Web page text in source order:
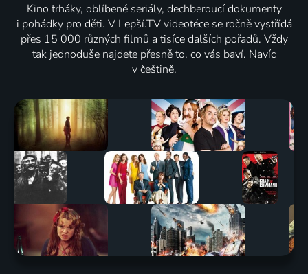
Kino trháky, oblíbené seriály, dechberoucí dokumenty
i pohádky pro děti. V Lepší.TV videotéce se ročně vystřídá
přes 15 000 různých filmů a tisíce dalších pořadů. Vždy
tak jednoduše najdete přesně to, co vás baví. Navíc
v češtině.